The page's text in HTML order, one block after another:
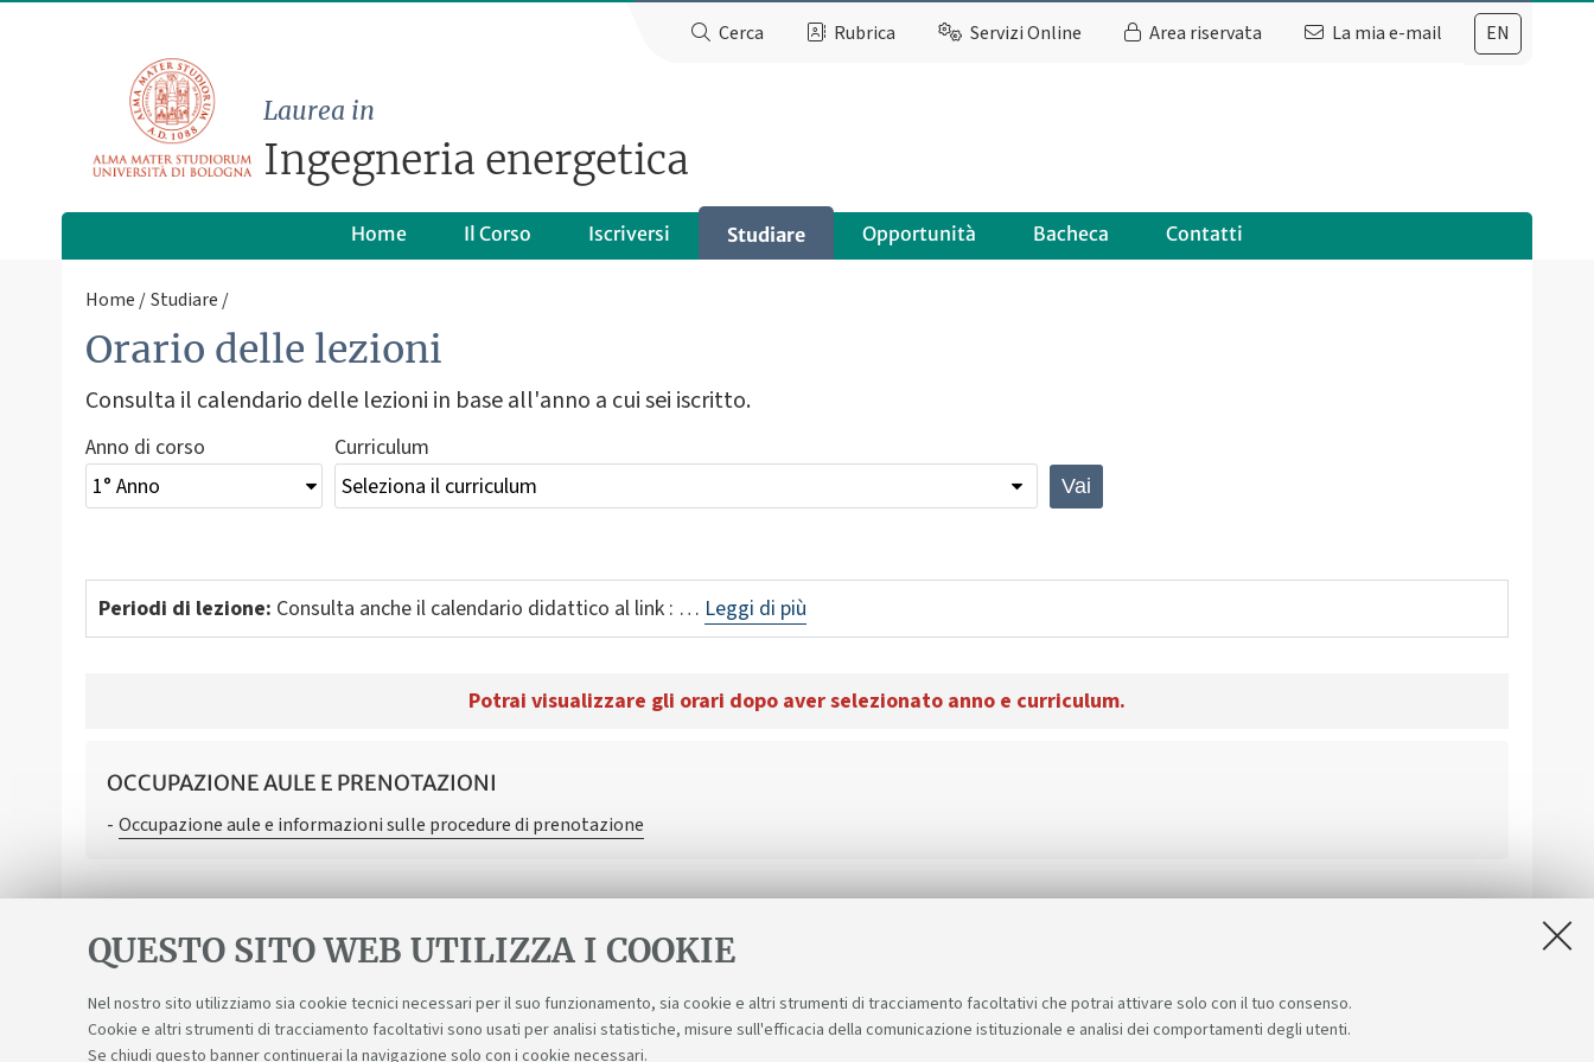
QUESTO SITO WEB UTILIZZA I COOKIE
Nel nostro sito utilizziamo sia cookie tecnici necessari per il suo funzionamento, sia cookie e altri strumenti di tracciamento facoltativi che potrai attivare solo con il tuo consenso.
Cookie e altri strumenti di tracciamento facoltativi sono usati per analisi statistiche, misure sull'efficacia della comunicazione istituzionale e analisi dei comportamenti degli utenti.
Se chiudi questo banner continuerai la navigazione solo con i cookie necessari.
EN
Cerca Rubrica Servizi Online Area riservata La mia e-mail
Laurea in
Ingegneria energetica
Home Il Corso Iscriversi Studiare Opportunità Bacheca Contatti
Home Studiare
Orario delle lezioni
Consulta il calendario delle lezioni in base all'anno a cui sei iscritto.
Anno di corso Curriculum
Vai
Periodi di lezione: Consulta anche il calendario didattico al link : … Leggi di più
Potrai visualizzare gli orari dopo aver selezionato anno e curriculum.
OCCUPAZIONE AULE E PRENOTAZIONI
Occupazione aule e informazioni sulle procedure di prenotazione